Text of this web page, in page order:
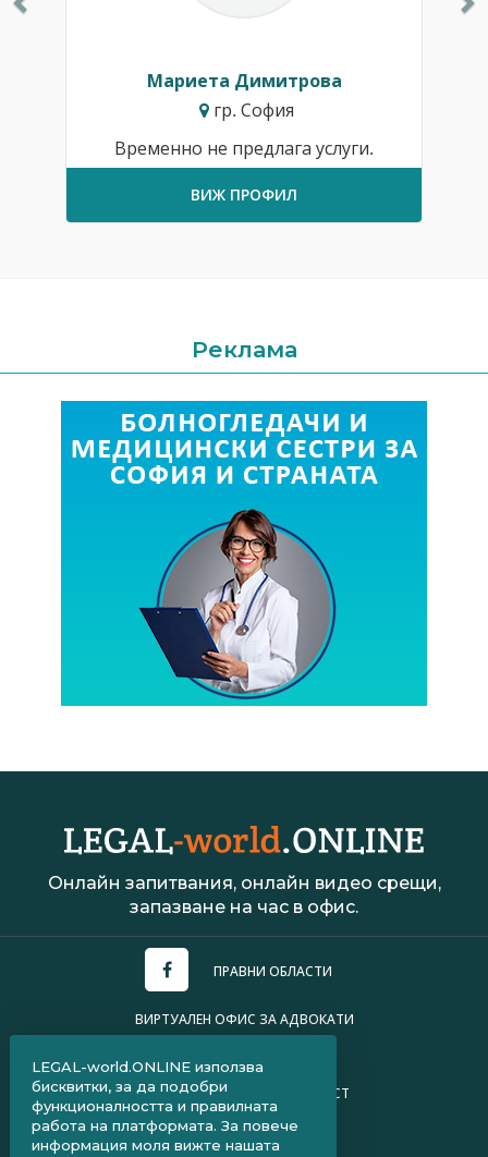
Мариета Димитрова
гр. София
Временно не предлага услуги.
ВИЖ ПРОФИЛ
Реклама
Онлайн запитвания, онлайн видео срещи,
запазване на час в офис.
ПРАВНИ ОБЛАСТИ
ВИРТУАЛЕН ОФИС ЗА АДВОКАТИ
ПОЛИТИКА ЗА ПОВЕРИТЕЛНОСТ
ЧЗВ ЗА КЛИЕНТИ
LEGAL-world.ONLINE използва
бисквитки, за да подобри
функционалността и правилната
работа на платформата. За повече
информация моля вижте нашата